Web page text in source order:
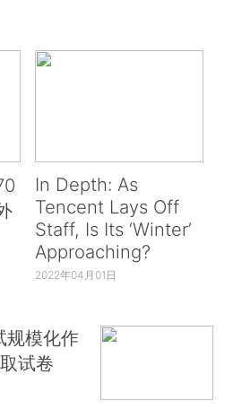
开阔的，刚才也可以看到。
一个总结，我们也非常期待
说，参考价值是非常大的。
格整料是非常详实的，它不
领域细分的很多领域，还对
发展和现状都提出了很多很
觉得它引用了很多一手资
为我们后续的学术和政策研
这个报告是以一个非常形
西，因为现代资本社会，大
有一个著名的论断说“抽象统
In Depth: As
Tencent Lays Off
Staff, Is Its ‘Winter’
Approaching?
2022年04月01日
规模化作
试卷